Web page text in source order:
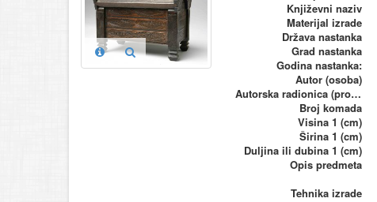
Književni naziv
Materijal izrade
Država nastanka
Grad nastanka
Godina nastanka:
Autor (osoba)
Autorska radionica (proizvođač)
Broj komada
Visina 1 (cm)
Širina 1 (cm)
Duljina ili dubina 1 (cm)
Opis predmeta
Tehnika izrade